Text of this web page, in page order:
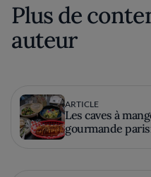
Plus de
auteur
ARTICLE
Les caves à
gourmande